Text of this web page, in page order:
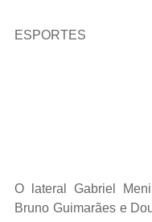
ESPORTES
O lateral Gabriel
Bruno Guimarães e